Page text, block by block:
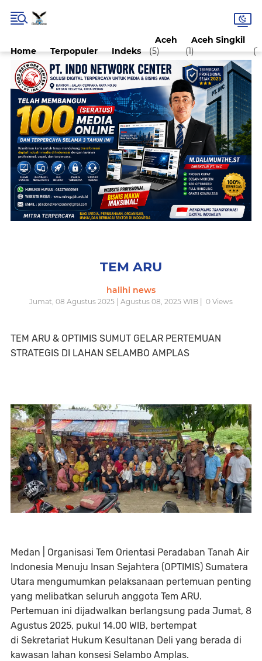
Home Terpopuler Indeks
Aceh
(5)
Aceh Singkil
(1)
(1)
TEM ARU
halihi news
Jumat, 08 Agustus 2025 | Agustus 08, 2025 WIB | 0 Views
TEM ARU & OPTIMIS SUMUT GELAR PERTEMUAN
STRATEGIS DI LAHAN SELAMBO AMPLAS
Medan | Organisasi Tem Orientasi Peradaban Tanah Air
Indonesia Menuju Insan Sejahtera (OPTIMIS) Sumatera
Utara mengumumkan pelaksanaan pertemuan penting
yang melibatkan seluruh anggota Tem ARU.
Pertemuan ini dijadwalkan berlangsung pada Jumat, 8
Agustus 2025, pukul 14.00 WIB, bertempat
di Sekretariat Hukum Kesultanan Deli yang berada di
kawasan lahan konsesi Selambo Amplas.